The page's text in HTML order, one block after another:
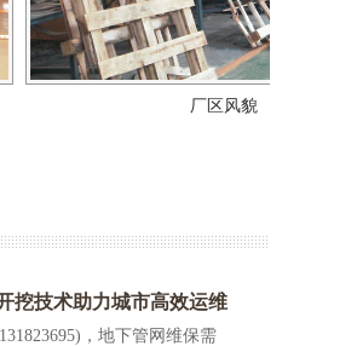
护栏支架
厂区风貌
挖技术助力城市高效运维
，地下管网维保需